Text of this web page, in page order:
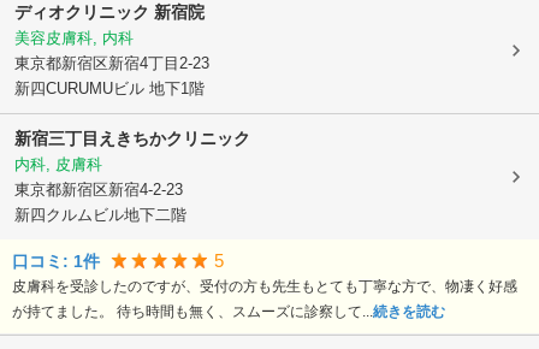
ディオクリニック 新宿院
美容皮膚科, 内科
東京都新宿区新宿4丁目2-23
新四CURUMUビル 地下1階
新宿三丁目えきちかクリニック
内科, 皮膚科
東京都新宿区新宿4-2-23
新四クルムビル地下二階
口コミ: 1件 5
皮膚科を受診したのですが、受付の方も先生もとても丁寧な方で、物凄く好感
が持てました。 待ち時間も無く、スムーズに診察して...続きを読む